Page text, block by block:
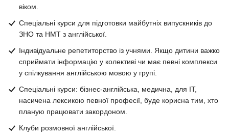
віком.
Спеціальні курси для підготовки майбутніх випускників до
ЗНО та НМТ з англійської.
Індивідуальне репетиторство із учнями. Якщо дитини важко
сприймати інформацію у колективі чи має певні комплекси
у спілкування англійською мовою у групі.
Спеціальні курси: бізнес-англійська, медична, для ІТ,
насичена лексикою певної професії, буде корисна тим, хто
планую працювати закордоном.
Клуби розмовної англійської.